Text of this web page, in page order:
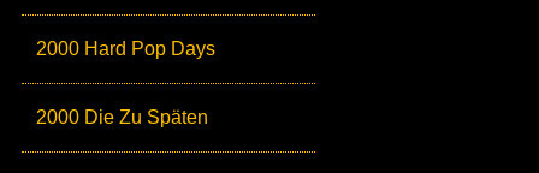
2000 Hard Pop Days
2000 Die Zu Späten